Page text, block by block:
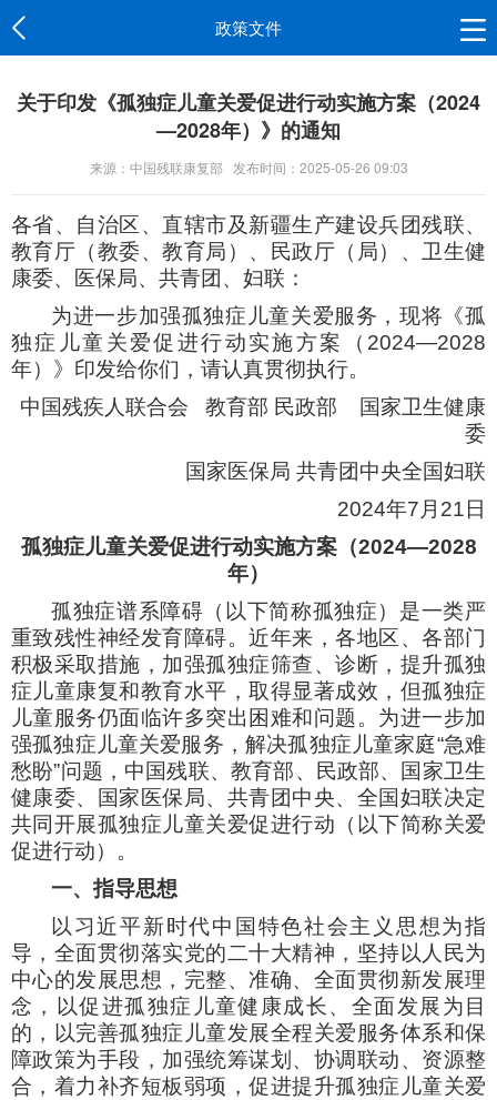
政策文件
关于印发《孤独症儿童关爱促进行动实施方案（2024
—2028年）》的通知
来源：中国残联康复部 发布时间：2025-05-26 09:03
各省、自治区、直辖市及新疆生产建设兵团残联、
教育厅（教委、教育局）、民政厅（局）、卫生健
康委、医保局、共青团、妇联：
为进一步加强孤独症儿童关爱服务，现将《孤
独症儿童关爱促进行动实施方案（2024—2028
年）》印发给你们，请认真贯彻执行。
中国残疾人联合会 教育部 民政部 国家卫生健康
委
国家医保局 共青团中央全国妇联
2024年7月21日
孤独症儿童关爱促进行动实施方案（2024—2028
年）
孤独症谱系障碍（以下简称孤独症）是一类严
重致残性神经发育障碍。近年来，各地区、各部门
积极采取措施，加强孤独症筛查、诊断，提升孤独
症儿童康复和教育水平，取得显著成效，但孤独症
儿童服务仍面临许多突出困难和问题。为进一步加
强孤独症儿童关爱服务，解决孤独症儿童家庭“急难
愁盼”问题，中国残联、教育部、民政部、国家卫生
健康委、国家医保局、共青团中央、全国妇联决定
共同开展孤独症儿童关爱促进行动（以下简称关爱
促进行动）。
一、指导思想
以习近平新时代中国特色社会主义思想为指
导，全面贯彻落实党的二十大精神，坚持以人民为
中心的发展思想，完整、准确、全面贯彻新发展理
念，以促进孤独症儿童健康成长、全面发展为目
的，以完善孤独症儿童发展全程关爱服务体系和保
障政策为手段，加强统筹谋划、协调联动、资源整
合，着力补齐短板弱项，促进提升孤独症儿童关爱